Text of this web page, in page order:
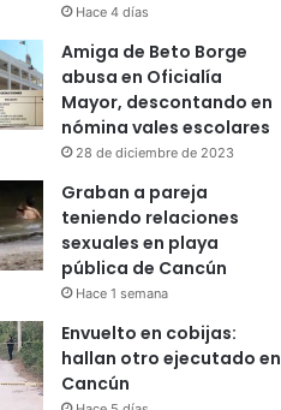
Hace 4 días
Amiga de Beto Borge
abusa en Oficialía
Mayor, descontando en
nómina vales escolares
28 de diciembre de 2023
Graban a pareja
teniendo relaciones
sexuales en playa
pública de Cancún
Hace 1 semana
Envuelto en cobijas:
hallan otro ejecutado en
Cancún